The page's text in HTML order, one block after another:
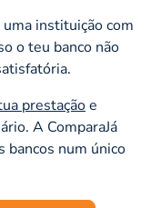
uma instituição com
o teu banco não
prestaçãoe
A ComparaJá
bancos num único